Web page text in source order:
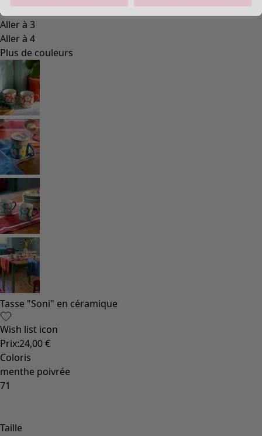
Aller à 2
Aller à 3
Aller à 4
Plus de couleurs
Tasse "Soni" en céramique
Wish list icon
Prix:24,00 €
Coloris
menthe poivrée
71
Taille